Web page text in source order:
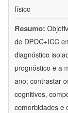
físico
Resumo:
de DPOC+ICC
diagnóstico
prognóstico e a
ano; contrastar
cognitivos,
comorbidades e